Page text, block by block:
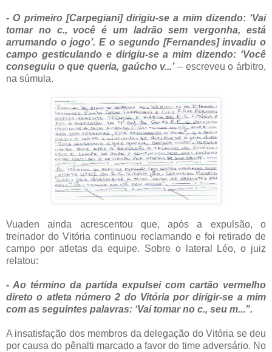
- O primeiro [Carpegiani] dirigiu-se a mim dizendo: ‘Vai
tomar no c., você é um ladrão sem vergonha, está
arrumando o jogo’. E o segundo [Fernandes] invadiu o
campo gesticulando e dirigiu-se a mim dizendo: ‘Você
conseguiu o que queria, gaúcho v...’– escreveu o árbitro,
na súmula.
Vuaden ainda acrescentou que, após a expulsão, o
treinador do Vitória continuou reclamando e foi retirado de
campo por atletas da equipe. Sobre o lateral Léo, o juiz
relatou:
- Ao término da partida expulsei com cartão vermelho
direto o atleta número 2 do Vitória por dirigir-se a mim
com as seguintes palavras: ‘Vai tomar no c., seu m...”.
A insatisfação dos membros da delegação do Vitória se deu
por causa do pênalti marcado a favor do time adversário. No